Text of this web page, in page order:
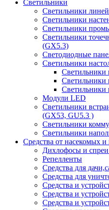
Светильники
Светильники
Светильники
Светильники
Светильники
(GX5.3)
Светодиодные
Cветильники
Светильники
Светильники
Светильники
Модули LED
Светильники
(GX53, GU5.3 )
Светильники
Светильники
Средства от насекомых и
Дихлофосы и
Репелленты
Средства для
Средства для
Средства и
Средства и
Средства и